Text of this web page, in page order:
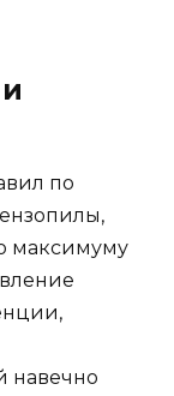
по
максимуму
навечно